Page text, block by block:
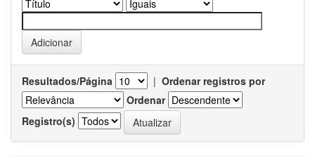
Resultados/Página | Ordenar registros por
Ordenar
Registro(s)